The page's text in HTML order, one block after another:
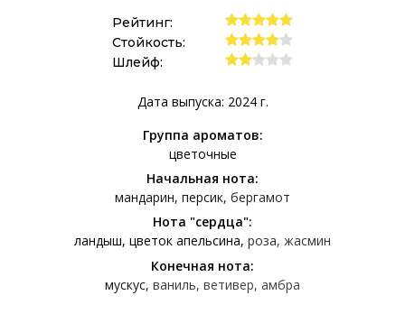
Рейтинг:
Стойкость:
Шлейф:
Дата выпуска: 2024 г.
Группа ароматов:
цветочные
Начальная нота:
мандарин персик бергамот
Нота "сердца":
ландыш цветок апельсина роза жасмин
Конечная нота:
мускус ваниль ветивер амбра